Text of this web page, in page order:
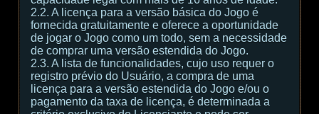
2.2. A licença para a versão básica do Jogo é
fornecida gratuitamente e oferece a oportunidade
de jogar o Jogo como um todo, sem a necessidade
de comprar uma versão estendida do Jogo.
2.3. A lista de funcionalidades, cujo uso requer o
registro prévio do Usuário, a compra de uma
licença para a versão estendida do Jogo e/ou o
pagamento da taxa de licença, é determinada a